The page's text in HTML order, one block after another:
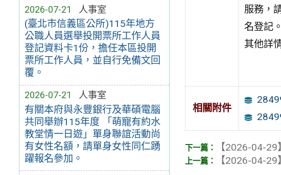
2026-07-21 人事室
(臺北市信義區公所)115年地方
公職人員選舉投開票所工作人員
登記資料卡1份，擔任本區投開
票所工作人員，並自行免備文回
覆。
2026-07-21 人事室
有關本府與永豐銀行及華碩電腦
共同舉辦115年度 「萌寵有約水
教堂情一日遊」單身聯誼活動尚
有女性名額，請單身女性同仁踴
躍報名參加。
服務，
名登記。
其他詳
相關附件
【2026-04-29】
【2026-04-29】